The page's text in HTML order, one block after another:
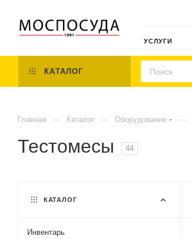
УСЛУГИ
КАТАЛОГ
Главная — Каталог — Оборудование —
Тестомесы 44
КАТАЛОГ
Инвентарь